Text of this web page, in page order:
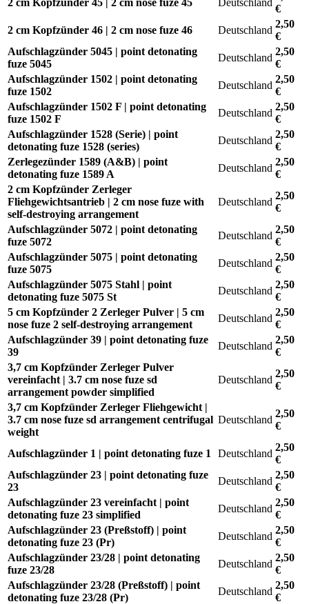
€
2 cm Kopfzünder 46 | 2 cm nose fuze 46
Deutschland
2,50
€
Aufschlagzünder 5045 | point detonating
fuze 5045
Deutschland
2,50
€
Aufschlagzünder 1502 | point detonating
fuze 1502
Deutschland
2,50
€
Aufschlagzünder 1502 F | point detonating
fuze 1502 F
Deutschland
2,50
€
Aufschlagzünder 1528 (Serie) | point
detonating fuze 1528 (series)
Deutschland
2,50
€
Zerlegezünder 1589 (A&B) | point
detonating fuze 1589 A
Deutschland
2,50
€
2 cm Kopfzünder Zerleger
Fliehgewichtsantrieb | 2 cm nose fuze with
self-destroying arrangement
Deutschland
2,50
€
Aufschlagzünder 5072 | point detonating
fuze 5072
Deutschland
2,50
€
Aufschlagzünder 5075 | point detonating
fuze 5075
Deutschland
2,50
€
Aufschlagzünder 5075 Stahl | point
detonating fuze 5075 St
Deutschland
2,50
€
5 cm Kopfzünder 2 Zerleger Pulver | 5 cm
nose fuze 2 self-destroying arrangement
Deutschland
2,50
€
Aufschlagzünder 39 | point detonating fuze
39
Deutschland
2,50
€
3,7 cm Kopfzünder Zerleger Pulver
vereinfacht | 3.7 cm nose fuze sd
arrangement powder simplified
Deutschland
2,50
€
3,7 cm Kopfzünder Zerleger Fliehgewicht |
3.7 cm nose fuze sd arrangement centrifugal
weight
Deutschland
2,50
€
Aufschlagzünder 1 | point detonating fuze 1 Deutschland
2,50
€
Aufschlagzünder 23 | point detonating fuze
23
Deutschland
2,50
€
Aufschlagzünder 23 vereinfacht | point
detonating fuze 23 simplified
Deutschland
2,50
€
Aufschlagzünder 23 (Preßstoff) | point
detonating fuze 23 (Pr)
Deutschland
2,50
€
Aufschlagzünder 23/28 | point detonating
fuze 23/28
Deutschland
2,50
€
Aufschlagzünder 23/28 (Preßstoff) | point
detonating fuze 23/28 (Pr)
Deutschland
2,50
€